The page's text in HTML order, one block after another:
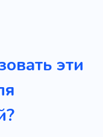
эти